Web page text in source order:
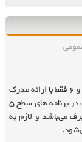
طبق تصمیم جدید گروه، شرکت در برنامه های با سطح ۵ و ۶ فقط با ارائه مدرک
کارآموزی کوهپیمایی امکان پذیر است و همچنین شرکت در برنامه های سطح ۵
می‌باشد و لازم به